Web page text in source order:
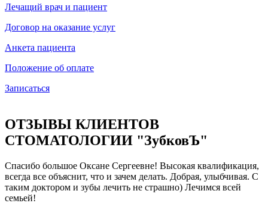
Лечащий врач и пациент
Договор на оказание услуг
Анкета пациента
Положение об оплате
Записаться
ОТЗЫВЫ КЛИЕНТОВ
СТОМАТОЛОГИИ "ЗубковЪ"
Спасибо большое Оксане Сергеевне! Высокая квалификация,
всегда все объяснит, что и зачем делать. Добрая, улыбчивая. С
таким доктором и зубы лечить не страшно) Лечимся всей
семьей!